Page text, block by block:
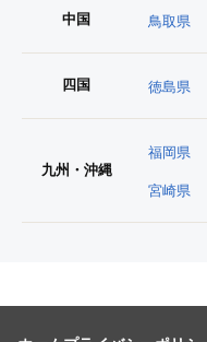
中国 鳥取県
四国 徳島県
九州・沖縄
福岡県
宮崎県